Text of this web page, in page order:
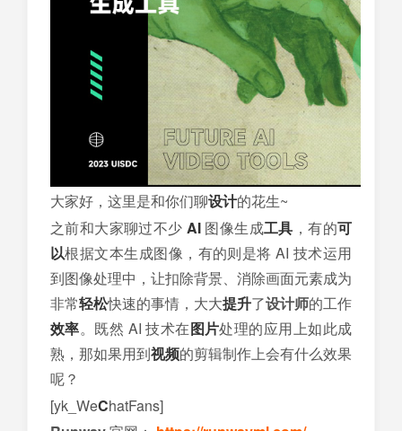
大家好，这里是和你们聊设计的花生~
之前和大家聊过不少 AI 图像生成工具 ，有的可
以根据文本生成图像，有的则是将 AI 技术运用
到图像处理中，让扣除背景、消除画面元素成为
非常轻松快速的事情，大大提升了设计师的工作
效率。既然 AI 技术在图片处理的应用上如此成
熟，那如果用到视频的剪辑制作上会有什么效果
呢？
[yk_WeChatFans]